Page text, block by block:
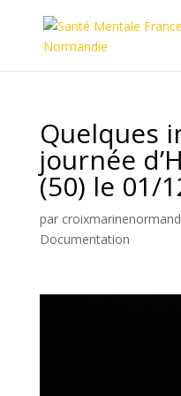
Quelques
journée
(50) le 01/
par
Documentation